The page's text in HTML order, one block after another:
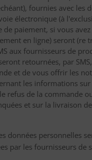
fournies avec les
électronique (à
de paiement, si vous
en ligne) seront (re
aux fournisseurs de
retournées, par
et de vous offrir les
les informations sur
refus de la commande
et sur la livraison
données personnelles
par les fournisseurs de